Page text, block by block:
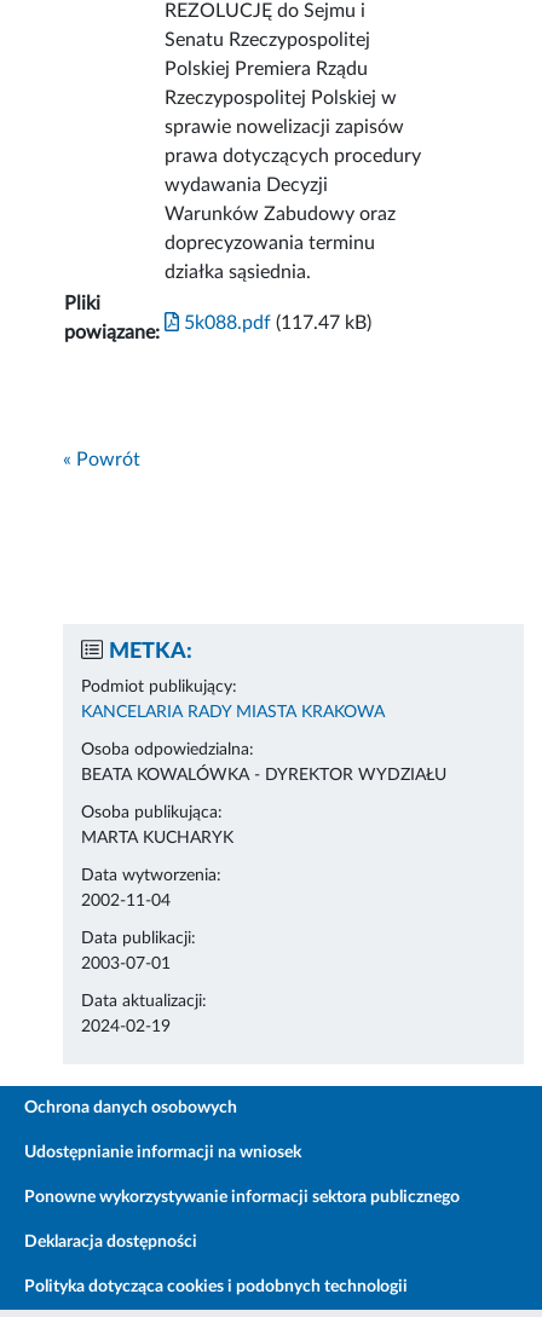
REZOLUCJĘ do Sejmu i
Senatu Rzeczypospolitej
Polskiej Premiera Rządu
Rzeczypospolitej Polskiej w
sprawie nowelizacji zapisów
prawa dotyczących procedury
wydawania Decyzji
Warunków Zabudowy oraz
doprecyzowania terminu
działka sąsiednia.
Pliki
powiązane:
5k088.pdf (117.47 kB)
« Powrót
METKA:
Podmiot publikujący:
KANCELARIA RADY MIASTA KRAKOWA
Osoba odpowiedzialna:
BEATA KOWALÓWKA - DYREKTOR WYDZIAŁU
Osoba publikująca:
MARTA KUCHARYK
Data wytworzenia:
2002-11-04
Data publikacji:
2003-07-01
Data aktualizacji:
2024-02-19
Ochrona danych osobowych
Udostępnianie informacji na wniosek
Ponowne wykorzystywanie informacji sektora publicznego
Deklaracja dostępności
Polityka dotycząca cookies i podobnych technologii